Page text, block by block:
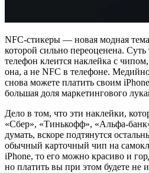
NFC-стикеры — новая модная
которой сильно переоценена.
телефон клеится наклейка с
она, а не NFC в телефоне.
снова можете платить своим
большая доля маркетингового
Дело в том, что эти наклейки,
«Сбер», «Тинькофф», «Альфа-
думать, вскоре подтянутся
обычный карточный чип на
iPhone, то его можно красиво и
но платить вы при этом будете не